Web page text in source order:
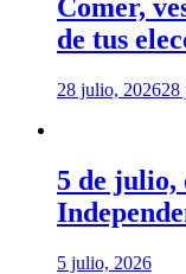
Comer,
de tus
28 julio, 202628
5 de julio,
5 julio, 2026